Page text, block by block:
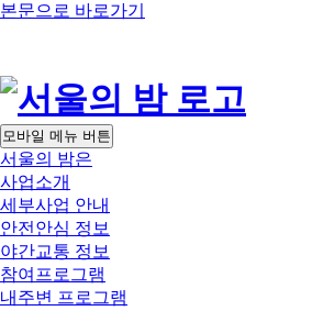
본문으로 바로가기
모바일 메뉴 버튼
서울의 밤은
사업소개
세부사업 안내
안전안심 정보
야간교통 정보
참여프로그램
내주변 프로그램